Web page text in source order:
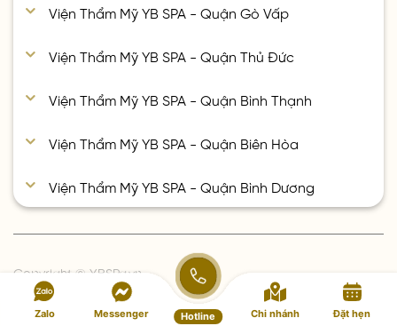
Viện Thẩm Mỹ YB SPA - Quận Gò Vấp
Viện Thẩm Mỹ YB SPA - Quận Thủ Đức
Viện Thẩm Mỹ YB SPA - Quận Bình Thạnh
Viện Thẩm Mỹ YB SPA - Quận Biên Hòa
Viện Thẩm Mỹ YB SPA - Quận Bình Dương
Copyright © YBSPa.vn
Zalo Messenger Hotline Chi nhánh Đặt hẹn